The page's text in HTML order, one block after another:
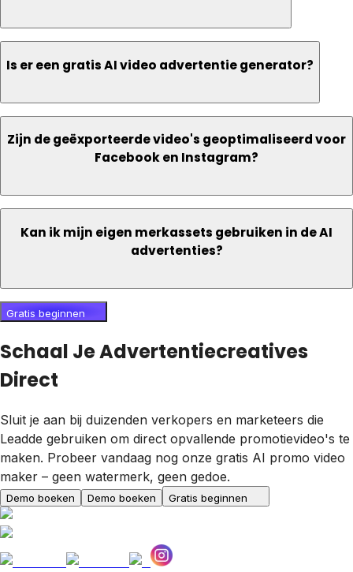
Is er een gratis AI video advertentie generator?
Zijn de geëxporteerde video's geoptimaliseerd voor
Facebook en Instagram?
Kan ik mijn eigen merkassets gebruiken in de AI
advertenties?
Gratis beginnen
Schaal Je Advertentiecreatives
Direct
Sluit je aan bij duizenden verkopers en marketeers die
Leadde gebruiken om direct opvallende promotievideo's te
maken. Probeer vandaag nog onze gratis AI promo video
maker – geen watermerk, geen gedoe.
Demo boeken Demo boeken Gratis beginnen